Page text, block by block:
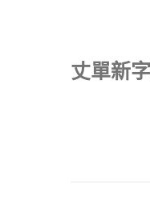
丈單新